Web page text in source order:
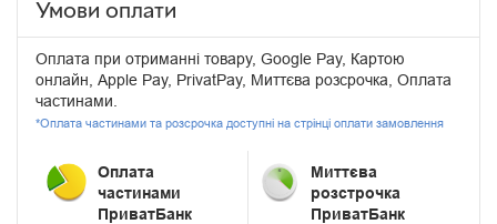
Умови оплати
Оплата при отриманні товару, Google Pay, Картою
онлайн, Apple Pay, PrivatPay, Миттєва розсрочка, Оплата
частинами.
*Оплата частинами та розсрочка доступні на стрінці оплати замовлення
Оплата
частинами
ПриватБанк
Миттєва
розстрочка
ПриватБанк